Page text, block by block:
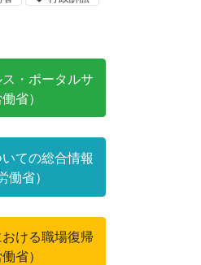
・ポータルサ
省）
ての総合情報
働省）
ける職場復帰
省）